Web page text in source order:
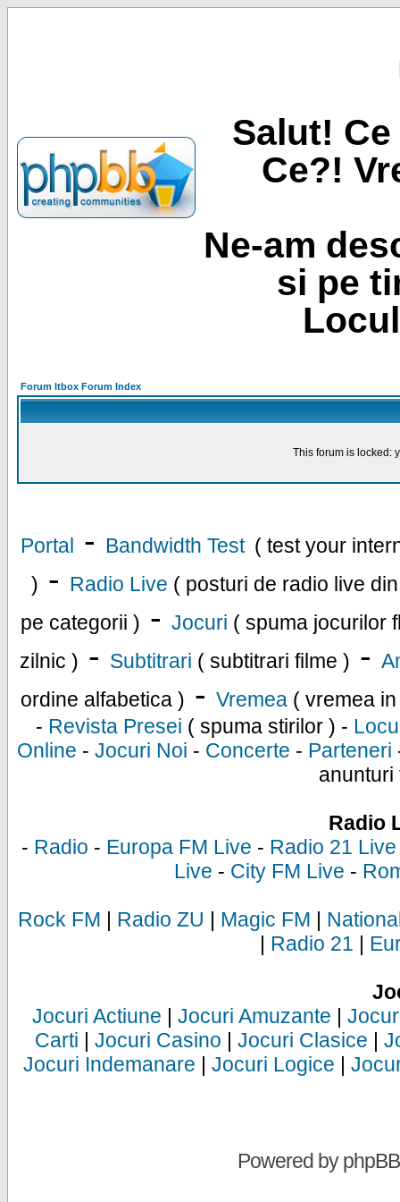
Salut!
Ce?!
Ne-am
si pe
Forum Itbox Forum Index
This forum is locked:
Portal - Bandwidth Test ( test your
) - Radio Live ( posturi de radio live
pe categorii ) - Jocuri ( spuma jocurilor
zilnic ) - Subtitrari ( subtitrari filme ) -
ordine alfabetica ) - Vremea ( vremea
- Revista Presei ( spuma stirilor ) -
Online - Jocuri Noi - Concerte - Parteneri
anunturi
Radio
- Radio - Europa FM Live - Radio 21 Live
Live - City FM Live -
Rock FM | Radio ZU | Magic FM |
| Radio 21 |
Jocuri Actiune | Jocuri Amuzante |
Carti | Jocuri Casino | Jocuri Clasice |
Jocuri Indemanare | Jocuri Logice |
Powered byphpBB